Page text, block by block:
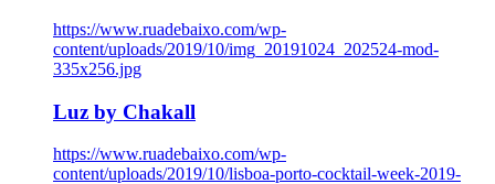
https://www.ruadebaixo.com/wp-
content/uploads/2019/10/img_20191024_202524-mod-
335x256.jpg
Luz by Chakall
https://www.ruadebaixo.com/wp-
content/uploads/2019/10/lisboa-porto-cocktail-week-2019-